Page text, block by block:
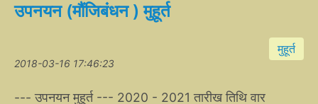
उपनयन (मौंजिबंधन ) मुहूर्त
मुहूर्त
2018-03-16 17:46:23
--- उपनयन मुहूर्त --- 2020 - 2021 तारीख तिथि वार